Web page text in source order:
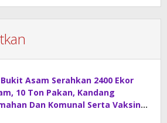
Asam Serahkan 2400 Ekor
10 Ton Pakan, Kandang
Dan Komunal Serta Vaksin